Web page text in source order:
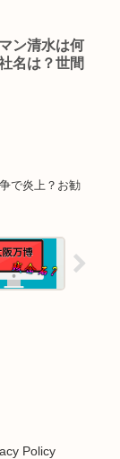
ン清水は何
名は？世間
で炎上？お勧
Policy